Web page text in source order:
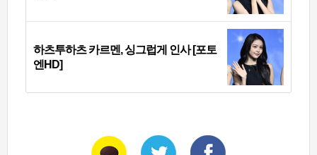
하츠투하츠 카르멘, 싱그럽게 인사 [포토
엔HD]